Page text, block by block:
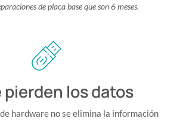
de placa base que son 6 meses.
pierden los datos
hardware no se elimina la información